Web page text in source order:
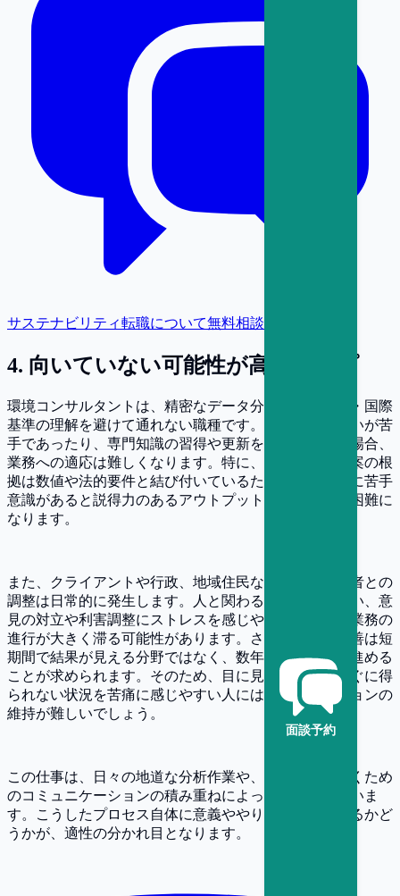
面談予約
サステナビリティ転職について無料相談
4. 向いていない可能性が高いタイプ
環境コンサルタントは、精密なデータ分析や環境法規・国際
基準の理解を避けて通れない職種です。数値の取り扱いが苦
手であったり、専門知識の習得や更新を継続できない場合、
業務への適応は難しくなります。特に、分析結果や提案の根
拠は数値や法的要件と結び付いているため、この部分に苦手
意識があると説得力のあるアウトプットを作ることが困難に
なります。
また、クライアントや行政、地域住民など多様な関係者との
調整は日常的に発生します。人と関わる場面を避けたい、意
見の対立や利害調整にストレスを感じやすい場合は、業務の
進行が大きく滞る可能性があります。さらに、環境改善は短
期間で結果が見える分野ではなく、数年単位で着実に進める
ことが求められます。そのため、目に見える成果がすぐに得
られない状況を苦痛に感じやすい人には、モチベーションの
維持が難しいでしょう。
この仕事は、日々の地道な分析作業や、信頼関係を築くため
のコミュニケーションの積み重ねによって成り立っていま
す。こうしたプロセス自体に意義ややりがいを見出せるかど
うかが、適性の分かれ目となります。